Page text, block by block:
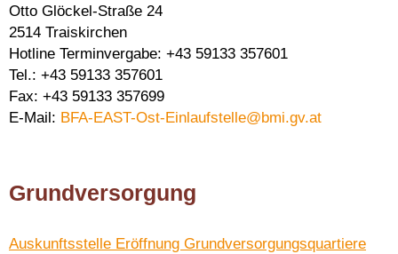
Otto Glöckel-Straße 24
2514 Traiskirchen
Hotline Terminvergabe: +43 59133 357601
Tel.: +43 59133 357601
Fax: +43 59133 357699
E-Mail: BFA-EAST-Ost-Einlaufstelle@bmi.gv.at
Grundversorgung
Auskunftsstelle Eröffnung Grundversorgungsquartiere